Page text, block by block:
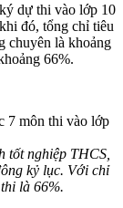
dự thi vào lớp 10
đó, tổng chỉ tiêu
chuyên là khoảng
66%.
tốt nghiệp THCS,
kỷ lục. Với chỉ
là 66%.